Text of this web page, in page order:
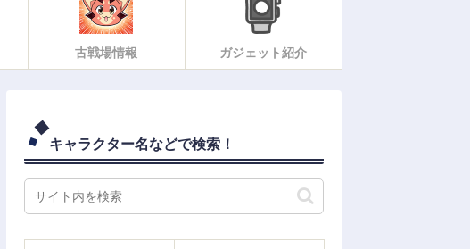
古戦場情報 ガジェット紹介
キャラクター名などで検索！